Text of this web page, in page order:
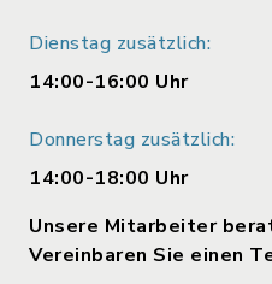
Dienstag zusätzlich:
14:00-16:00 Uhr
Donnerstag zusätzlich:
14:00-18:00 Uhr
Unsere Mitarbeiter
Vereinbaren Sie einen